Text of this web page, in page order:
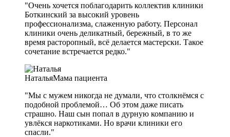
"Очень хочется поблагодарить коллектив клиники
Боткинский за высокий уровень
профессионализма, слаженную работу. Персонал
клиники очень деликатный, бережный, в то же
время расторопный, всё делается мастерски. Такое
сочетание встречается редко."
НатальяМама пациента
"Мы с мужем никогда не думали, что столкнёмся с
подобной проблемой… Об этом даже писать
страшно. Наш сын попал в дурную компанию и
увлёкся наркотиками. Но врачи клиники его
спасли."